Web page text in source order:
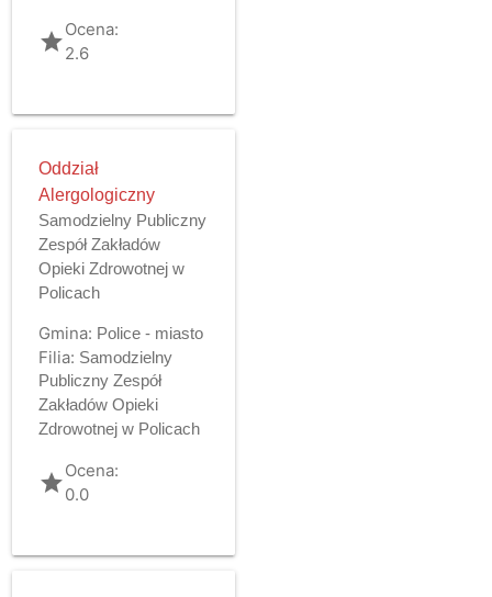
gradeOcena:
2.6
Oddział
Alergologiczny
Samodzielny Publiczny
Zespół Zakładów
Opieki Zdrowotnej w
Policach
Gmina: Police - miasto
Filia: Samodzielny
Publiczny Zespół
Zakładów Opieki
Zdrowotnej w Policach
gradeOcena:
0.0